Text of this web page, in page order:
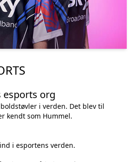
esports org
i verden. Det blev til
kendt som Hummel.
i esportens verden.